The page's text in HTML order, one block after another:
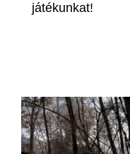
játékunkat!